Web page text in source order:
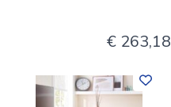
€ 263,18